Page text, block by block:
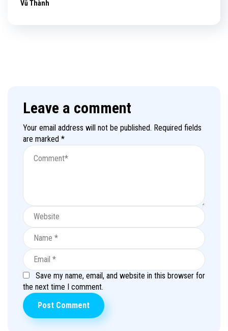
Vũ Thành
Leave a comment
Your email address will not be published. Required fields
are marked *
Save my name, email, and website in this browser for
the next time I comment.